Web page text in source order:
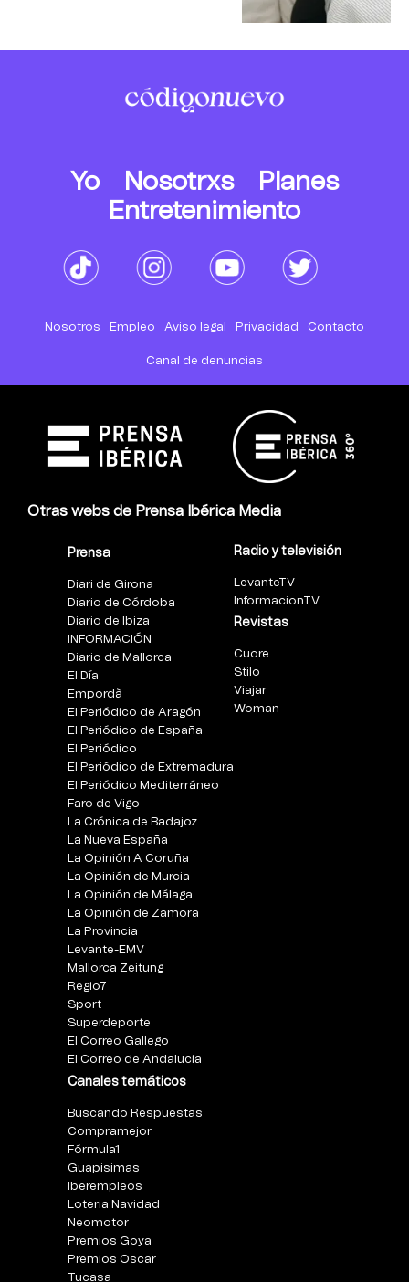
Yo Nosotrxs
Planes
Entretenimiento
Nosotros Empleo Aviso legal Privacidad Contacto
Canal de denuncias
Otras webs de Prensa Ibérica Media
Prensa
Diari de Girona
Diario de Córdoba
Diario de Ibiza
INFORMACIÓN
Diario de Mallorca
El Día
Empordà
El Periódico de Aragón
El Periódico de España
El Periódico
El Periódico de Extremadura
El Periódico Mediterráneo
Faro de Vigo
La Crónica de Badajoz
La Nueva España
La Opinión A Coruña
La Opinión de Murcia
La Opinión de Málaga
La Opinión de Zamora
La Provincia
Levante-EMV
Mallorca Zeitung
Regio7
Sport
Superdeporte
El Correo Gallego
El Correo de Andalucia
Canales temáticos
Buscando Respuestas
Compramejor
Fórmula1
Guapisimas
Iberempleos
Loteria Navidad
Neomotor
Premios Goya
Premios Oscar
Tucasa
Radio y televisión
LevanteTV
InformacionTV
Revistas
Cuore
Stilo
Viajar
Woman